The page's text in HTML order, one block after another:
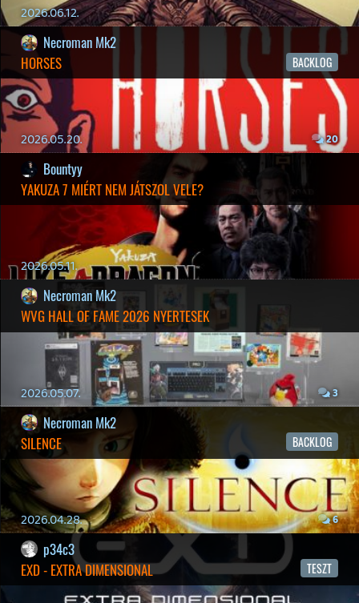
19 éve videójáték minden nap! Copyright 365 Media Kft
Impresszum Hirdetési ajánlatunk
Felhasználási feltételek
Adatvédelmi elveink
Hírek | Cikkek | Podcastok | Blogok |
Gaming Fórum
Offtopic Fórum
RSS | Blog RSS | Podcast RSS |
Instagram
| Youtube | Facebook
Patreon